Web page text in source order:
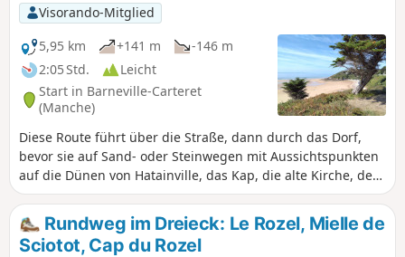
Visorando-Mitglied
5,95 km
+141 m
-146 m
2:05 Std.
Leicht
Start in Barneville-Carteret
(Manche)
Diese Route führt über die Straße, dann durch das Dorf,
bevor sie auf Sand- oder Steinwegen mit Aussichtspunkten
auf die Dünen von Hatainville, das Kap, die alte Kirche, den
Leuchtturm, den Hafen usw. weiterführt.
Rundweg im Dreieck: Le Rozel, Mielle de
Sciotot, Cap du Rozel